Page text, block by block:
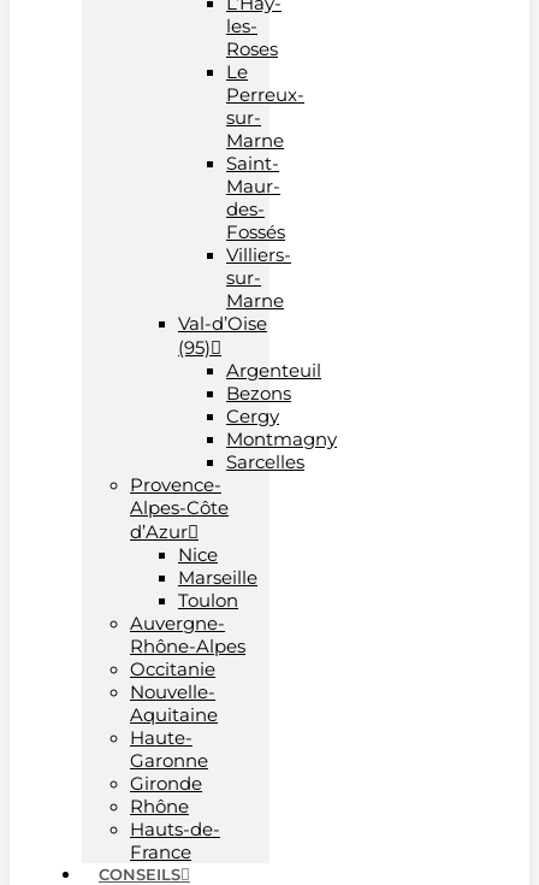
les-
Roses
Le
Perreux-
sur-
Marne
Saint-
Maur-
des-
Fossés
Villiers-
sur-
Marne
Val-d’Oise
(95)
Argenteuil
Bezons
Cergy
Montmagny
Sarcelles
Provence-
Alpes-Côte
d’Azur
Nice
Marseille
Toulon
Auvergne-
Rhône-Alpes
Occitanie
Nouvelle-
Aquitaine
Haute-
Garonne
Gironde
Rhône
Hauts-de-
France
CONSEILS